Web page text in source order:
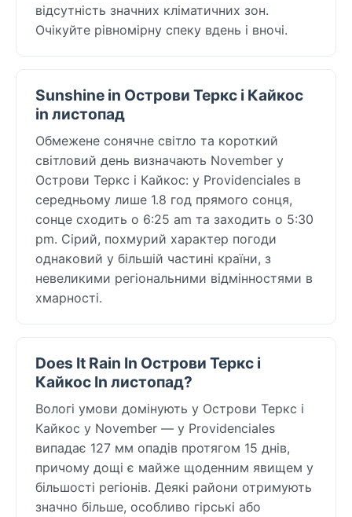
відсутність значних кліматичних зон.
Очікуйте рівномірну спеку вдень і вночі.
Sunshine in Острови Теркс і Кайкос
in листопад
Обмежене сонячне світло та короткий
світловий день визначають November у
Острови Теркс і Кайкос: у Providenciales в
середньому лише 1.8 год прямого сонця,
сонце сходить о 6:25 am та заходить о 5:30
pm. Сірий, похмурий характер погоди
однаковий у більшій частині країни, з
невеликими регіональними відмінностями в
хмарності.
Does It Rain In Острови Теркс і
Кайкос In листопад?
Вологі умови домінують у Острови Теркс і
Кайкос у November — у Providenciales
випадає 127 мм опадів протягом 15 днів,
причому дощі є майже щоденним явищем у
більшості регіонів. Деякі райони отримують
значно більше, особливо гірські або